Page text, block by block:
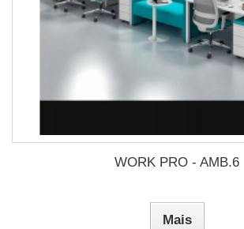
WORK PRO - AMB.6
Mais